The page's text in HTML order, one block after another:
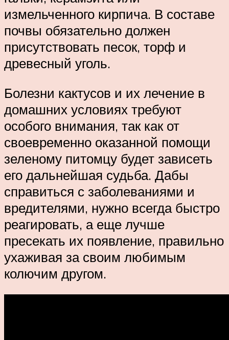
измельченного кирпича. В составе
почвы обязательно должен
присутствовать песок, торф и
древесный уголь.
Болезни кактусов и их лечение в
домашних условиях требуют
особого внимания, так как от
своевременно оказанной помощи
зеленому питомцу будет зависеть
его дальнейшая судьба. Дабы
справиться с заболеваниями и
вредителями, нужно всегда быстро
реагировать, а еще лучше
пресекать их появление, правильно
ухаживая за своим любимым
колючим другом.